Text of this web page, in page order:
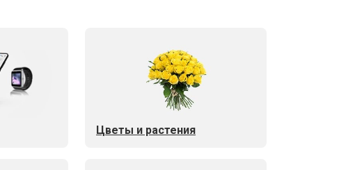
Цветы и растения